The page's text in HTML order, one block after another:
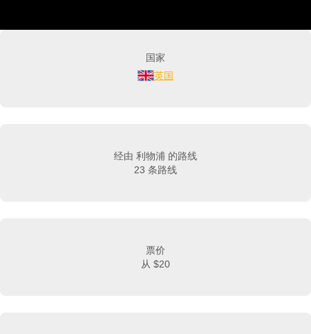
国家
英国
经由 利物浦 的路线
23 条路线
票价
从 $20